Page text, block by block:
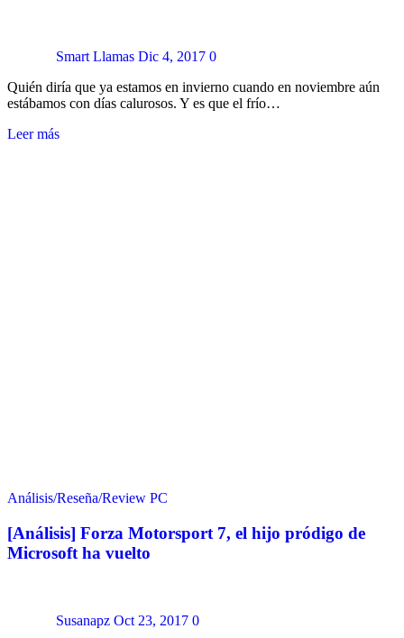
Smart Llamas Dic 4, 2017 0
Quién diría que ya estamos en invierno cuando en noviembre aún
estábamos con días calurosos. Y es que el frío…
Leer más
Análisis/Reseña/Review PC
[Análisis] Forza Motorsport 7, el hijo pródigo de
Microsoft ha vuelto
Susanapz Oct 23, 2017 0